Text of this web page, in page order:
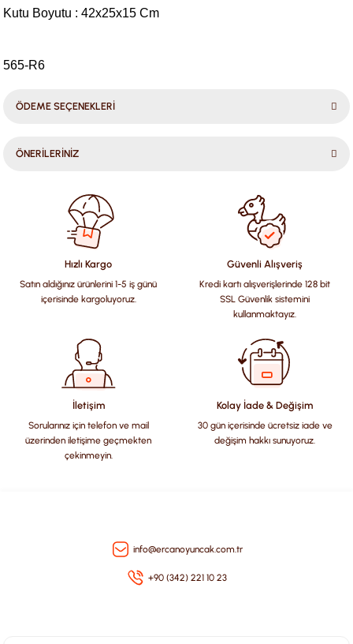
Kutu Boyutu : 42x25x15 Cm
565-R6
ÖDEME SEÇENEKLERİ
ÖNERİLERİNİZ
konularda yetersiz gördüğünüz noktaları öneri formunu
kullanarak tarafımıza iletebilirsiniz.
Görüş ve önerileriniz için teşekkür ederiz.
Ürün resmi kalitesiz, bozuk veya görüntülenemiyor.
Ürün açıklamasında eksik bilgiler bulunuyor.
Ürün bilgilerinde hatalar bulunuyor.
Ürün fiyatı diğer sitelerden daha pahalı.
Bu ürüne benzer farklı alternatifler olmalı.
Hızlı Kargo
Satın aldığınız ürünlerini 1-5 iş günü
içerisinde kargoluyoruz.
Güvenli Alışveriş
Kredi kartı alışverişlerinde 128 bit
SSL Güvenlik sistemini
kullanmaktayız.
İletişim
Sorularınız için telefon ve mail
üzerinden iletişime geçmekten
çekinmeyin.
Kolay İade & Değişim
30 gün içerisinde ücretsiz iade ve
değişim hakkı sunuyoruz.
info@ercanoyuncak.com.tr
+90 (342) 221 10 23